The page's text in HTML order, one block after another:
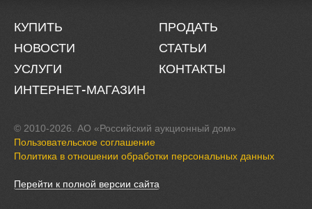
КУПИТЬ
ПРОДАТЬ
НОВОСТИ
СТАТЬИ
УСЛУГИ
КОНТАКТЫ
ИНТЕРНЕТ-МАГАЗИН
© 2010-2026. АО «Российский аукционный дом»
Пользовательское соглашение
Политика в отношении обработки персональных данных
Перейти к полной версии сайта